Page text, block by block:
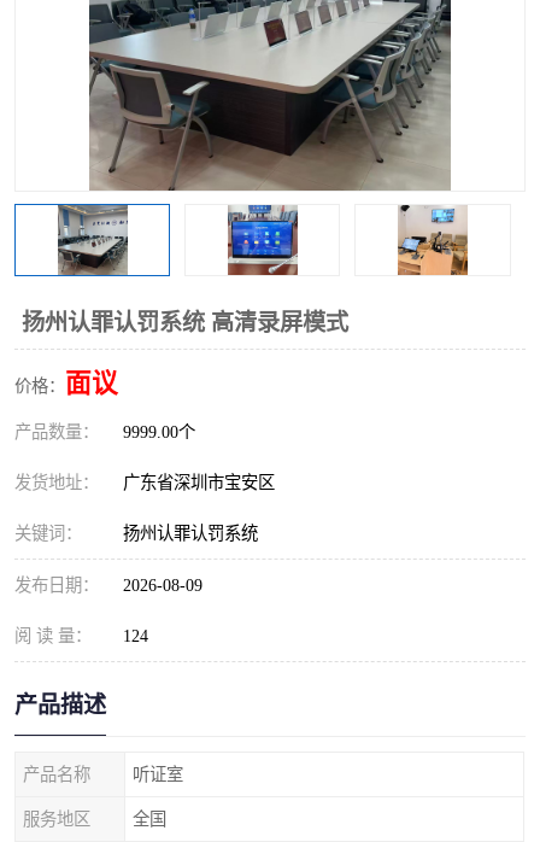
扬州认罪认罚系统 高清录屏模式
价格： 面议
产品数量： 9999.00个
发货地址： 广东省深圳市宝安区
关键词： 扬州认罪认罚系统
发布日期： 2026-08-09
阅 读 量： 124
产品描述
产品名称 听证室
服务地区 全国